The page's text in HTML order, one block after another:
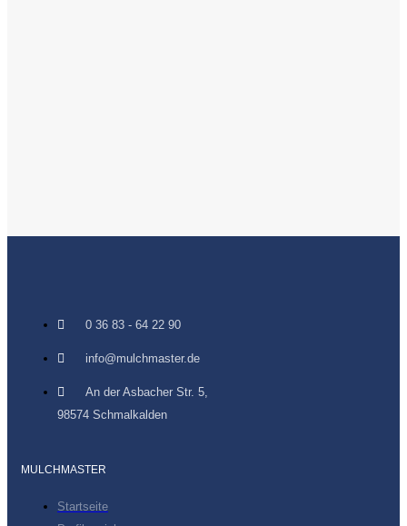
0 36 83 - 64 22 90
info@mulchmaster.de
An der Asbacher Str. 5,
98574 Schmalkalden
MULCHMASTER
Startseite